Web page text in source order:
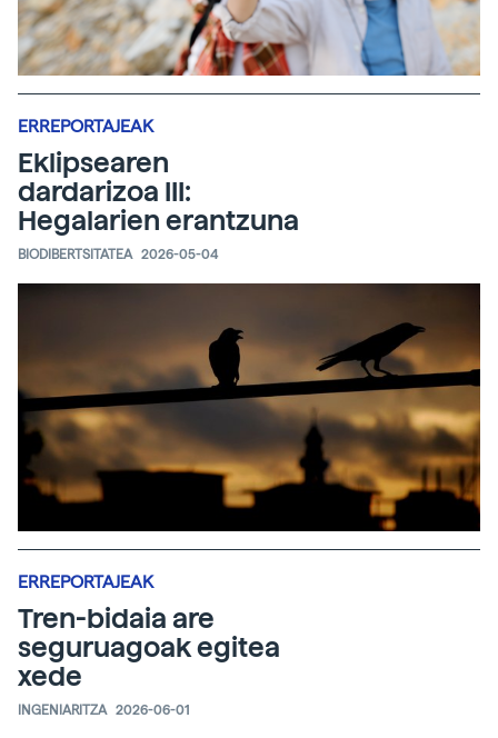
ERREPORTAJEAK
Eklipsearen
dardarizoa III:
Hegalarien erantzuna
BIODIBERTSITATEA 2026-05-04
ERREPORTAJEAK
Tren-bidaia are
seguruagoak egitea
xede
INGENIARITZA 2026-06-01